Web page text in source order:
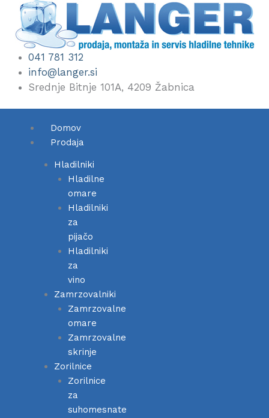
content
041 781 312
info@langer.si
Srednje Bitnje 101A, 4209 Žabnica
Domov
Prodaja
Hladilniki
Hladilne
omare
Hladilniki
za
pijačo
Hladilniki
za
vino
Zamrzovalniki
Zamrzovalne
omare
Zamrzovalne
skrinje
Zorilnice
Zorilnice
za
suhomesnate